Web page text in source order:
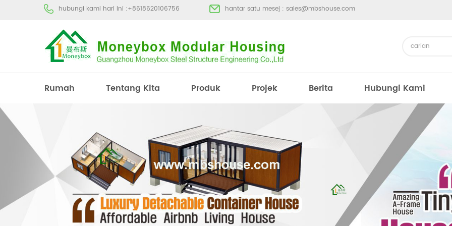
hubungi kami hari ini :+8618620106756 hantar satu mesej : sales@mbshouse.com
Rumah Tentang Kita Produk Projek Berita Hubungi Kami